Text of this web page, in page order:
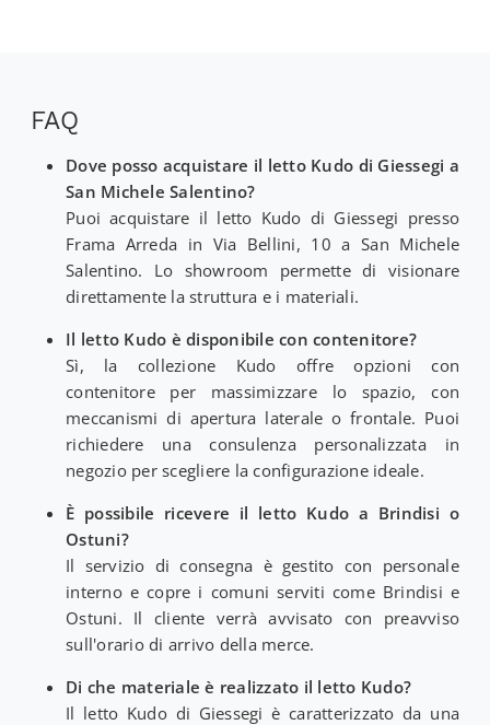
FAQ
Dove posso acquistare il letto Kudo di Giessegi a
San Michele Salentino?
Puoi acquistare il letto Kudo di Giessegi presso
Frama Arreda in Via Bellini, 10 a San Michele
Salentino. Lo showroom permette di visionare
direttamente la struttura e i materiali.
Il letto Kudo è disponibile con contenitore?
Sì, la collezione Kudo offre opzioni con
contenitore per massimizzare lo spazio, con
meccanismi di apertura laterale o frontale. Puoi
richiedere una consulenza personalizzata in
negozio per scegliere la configurazione ideale.
È possibile ricevere il letto Kudo a Brindisi o
Ostuni?
Il servizio di consegna è gestito con personale
interno e copre i comuni serviti come Brindisi e
Ostuni. Il cliente verrà avvisato con preavviso
sull'orario di arrivo della merce.
Di che materiale è realizzato il letto Kudo?
Il letto Kudo di Giessegi è caratterizzato da una